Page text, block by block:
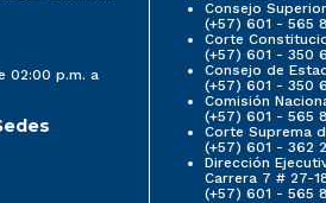
02:00 p.m. a
Consejo
(+57) 601 - 565
Corte
(+57) 601 - 350
Consejo de
(+57) 601 - 350
Comisión
(+57) 601 - 565
Corte Suprema
(+57) 601 - 362
Dirección
Carrera 7 # 27-
(+57) 601 - 565